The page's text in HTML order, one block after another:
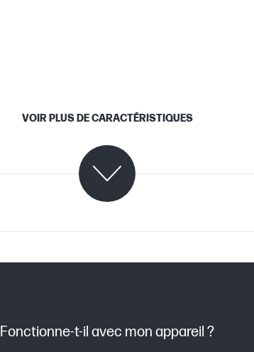
VOIR PLUS DE CARACTÉRISTIQUES
Jet d’encre thermique HP
Fonctionne-t-il avec mon appareil ?